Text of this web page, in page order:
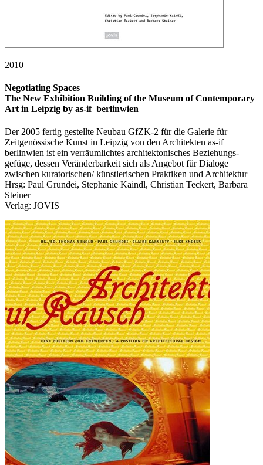
2010
Negotiating Spaces
The New Exhibition Building of the Museum of Contemporary
Art in Leipzig by as-if berlinwien
Der 2005 fertig gestellte Neubau GfZK-2 für die Galerie für
Zeitgenössische Kunst in Leipzig von den Architekten as-if
berlinwien ist ein verräumlichtes architektonisches Beziehungs-
gefüge, dessen Veränderbarkeit sich als Angebot für Dialoge
zwischen kuratorischen/ künstlerischen Praktiken und Architektur
Hrsg: Paul Grundei, Stephanie Kaindl, Christian Teckert, Barbara
Steiner
Verlag: JOVIS